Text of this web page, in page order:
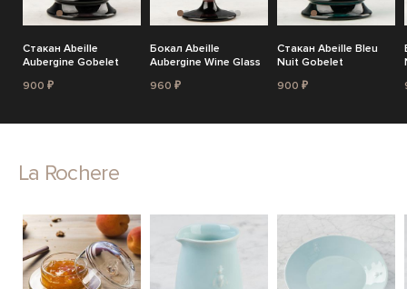
Стакан Abeille
Aubergine Gobelet
900 ₽
Бокал Abeille
Aubergine Wine Glass
960 ₽
Стакан Abeille Bleu
Nuit Gobelet
900 ₽
La Rochere